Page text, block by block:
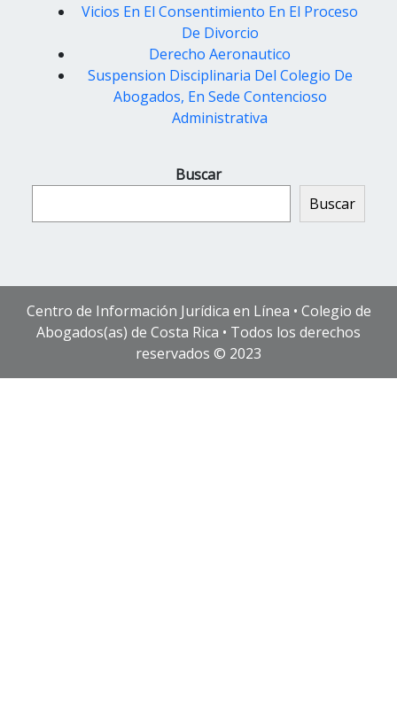
Vicios En El Consentimiento En El Proceso
De Divorcio
Derecho Aeronautico
Suspension Disciplinaria Del Colegio De
Abogados, En Sede Contencioso
Administrativa
Buscar
Buscar
Centro de Información Jurídica en Línea • Colegio de
Abogados(as) de Costa Rica • Todos los derechos
reservados © 2023